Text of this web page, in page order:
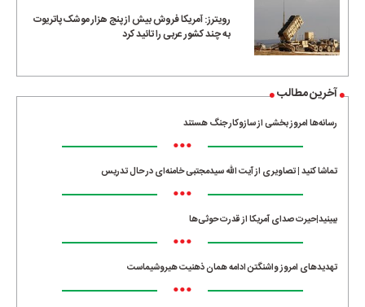
رویترز: آمریکا فروش بیش از پنج هزار موشک پاتریوت
به چند کشور عربی را تائید کرد
آخرین مطالب
رسانه‌ها امروز بخشی از سازوکار جنگ هستند
•••
تماشا کنید | تصاویری از آیت الله سیدمجتبی خامنه‌ای در حال تدریس
•••
ببینید|حیرت صدای آمریکا از قدرت حوثی‌ها
•••
تهدیدهای امروز واشنگتن ادامه همان ذهنیت هیروشیماست
•••